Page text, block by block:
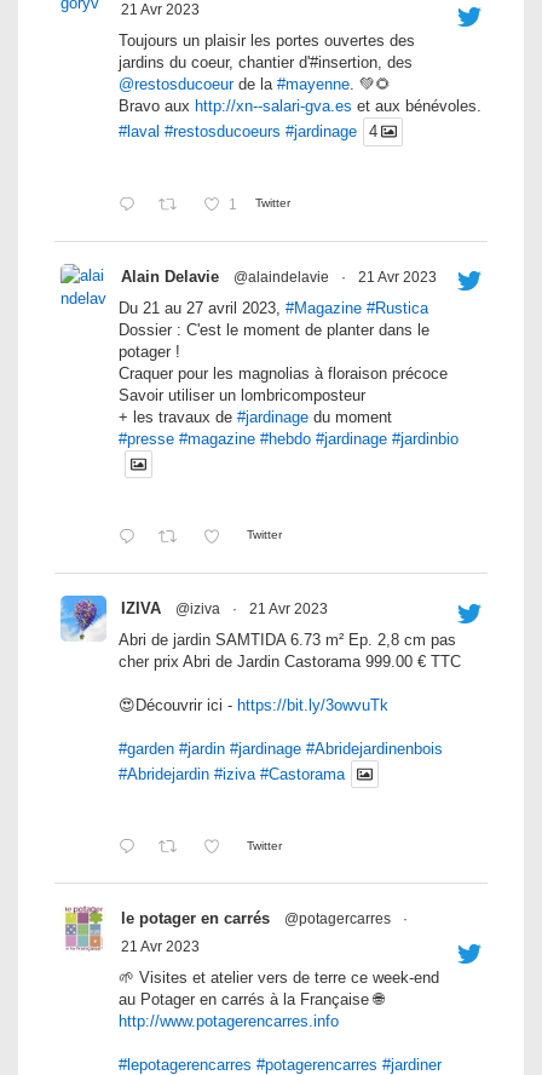
21 Avr 2023
Toujours un plaisir les portes ouvertes des
jardins du coeur, chantier d'#insertion, des
@restosducoeurde la #mayenne. 💚🌻
Bravo aux http://xn--salari-gva.es et aux bénévoles.
#laval #restosducoeurs #jardinage 4
1 Twitter
Alain Delavie @alaindelavie · 21 Avr 2023
Du 21 au 27 avril 2023, #Magazine #Rustica
Dossier : C'est le moment de planter dans le
potager !
Craquer pour les magnolias à floraison précoce
Savoir utiliser un lombricomposteur
+ les travaux de #jardinage du moment
#presse #magazine #hebdo #jardinage #jardinbio
Twitter
IZIVA @iziva · 21 Avr 2023
Abri de jardin SAMTIDA 6.73 m² Ep. 2,8 cm pas
cher prix Abri de Jardin Castorama 999.00 € TTC
😍Découvrir ici - https://bit.ly/3owvuTk
#garden #jardin #jardinage #Abridejardinenbois
#Abridejardin #iziva #Castorama
Twitter
le potager en carrés @potagercarres
·
21 Avr 2023
🌱 Visites et atelier vers de terre ce week-end
au Potager en carrés à la Française 🌐
http://www.potagerencarres.info
#lepotagerencarres #potagerencarres #jardiner